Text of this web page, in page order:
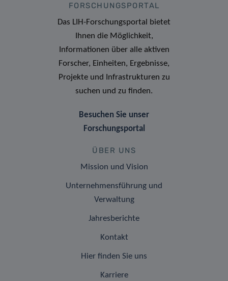
FORSCHUNGSPORTAL
Das LIH-Forschungsportal bietet
Ihnen die Möglichkeit,
Informationen über alle aktiven
Forscher, Einheiten, Ergebnisse,
Projekte und Infrastrukturen zu
suchen und zu finden.
Besuchen Sie unser
Forschungsportal
ÜBER UNS
Mission und Vision
Unternehmensführung und
Verwaltung
Jahresberichte
Kontakt
Hier finden Sie uns
Karriere